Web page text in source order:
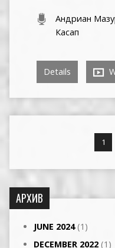
Андриан
Касап
Details
1
АРХИВ
JUNE 2024(1)
DECEMBER 2022 (1)